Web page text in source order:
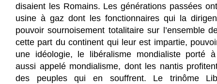
disaient les Romains. Les générations passées
usine à gaz dont les fonctionnaires qui la
pouvoir sournoisement totalitaire sur l’ensemble
cette part du continent qui leur est impartie,
une idéologie, le libéralisme mondialiste porté
aussi appelé mondialisme, dont les nantis
des peuples qui en souffrent. Le trinôme